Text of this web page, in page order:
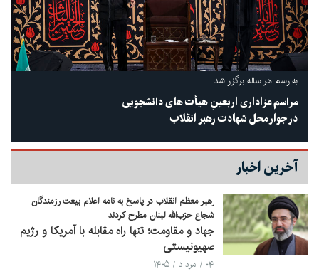
به رسم هر ساله برگزار شد
مراسم عزاداری اربعینِ هیأت های دانشجویی
در جوار محل شهادت رهبر انقلاب
آخرین اخبار
رهبر معظم انقلاب در پاسخ به نامه اعلام بیعت رزمندگان
شجاع حزب‌الله لبنان مطرح کردند
جهاد و مقاومت؛ تنها راه مقابله با آمریکا و رژیم
صهیونیستی
۰۴ / مرداد / ۱۴۰۵